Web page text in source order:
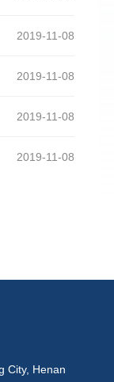
2019-11-08
2019-11-08
2019-11-08
2019-11-08
City, Henan